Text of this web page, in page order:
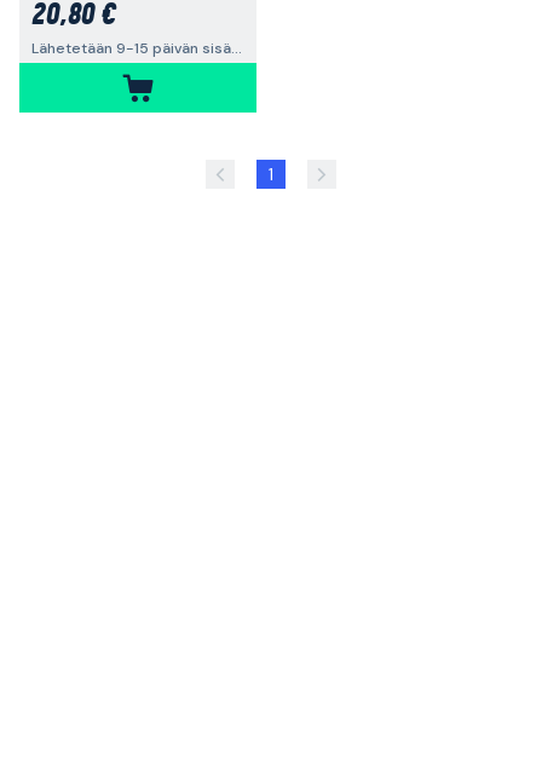
20,80 €
Lähetetään 9-15 päivän sisällä
1